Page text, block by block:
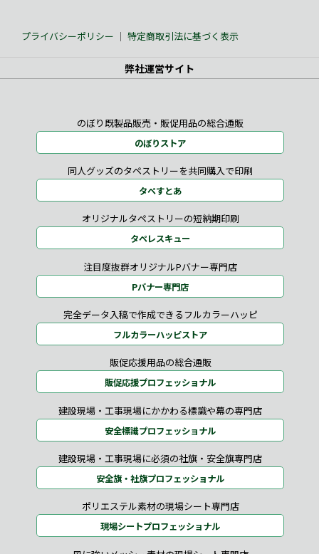
プライバシーポリシー ｜ 特定商取引法に基づく表示
弊社運営サイト
のぼり既製品販売・販促用品の総合通販
のぼりストア
同人グッズのタペストリーを共同購入で印刷
タペすとあ
オリジナルタペストリーの短納期印刷
タペレスキュー
注目度抜群オリジナルPバナー専門店
Pバナー専門店
完全データ入稿で作成できるフルカラーハッピ
フルカラーハッピストア
販促応援用品の総合通販
販促応援プロフェッショナル
建設現場・工事現場にかかわる標識や幕の専門店
安全標識プロフェッショナル
建設現場・工事現場に必須の社旗・安全旗専門店
安全旗・社旗プロフェッショナル
ポリエステル素材の現場シート専門店
現場シートプロフェッショナル